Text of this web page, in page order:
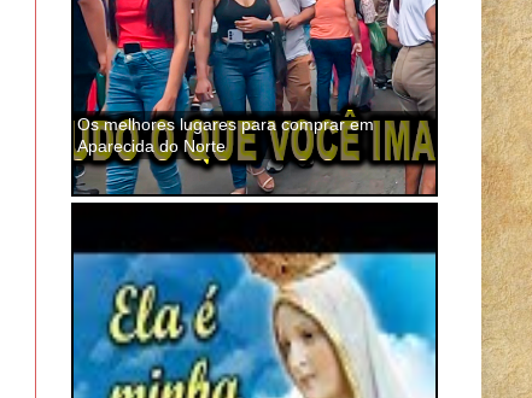
Os melhores lugares para comprar em
Aparecida do Norte